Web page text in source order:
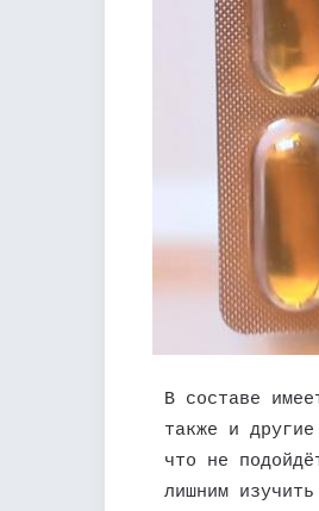
В составе
также и
что не
лишним